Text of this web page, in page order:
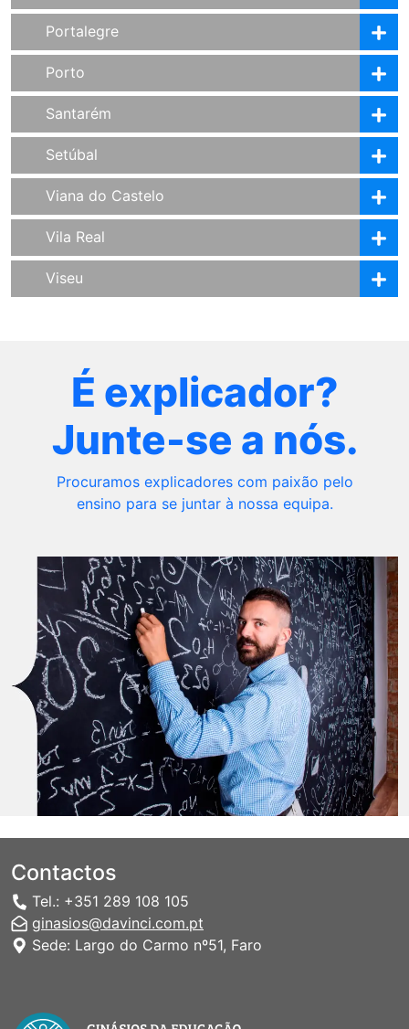
Portalegre
Porto
Santarém
Setúbal
Viana do Castelo
Vila Real
Viseu
É explicador?
Junte-se a nós.
Procuramos explicadores com paixão pelo
ensino para se juntar à nossa equipa.
Contactos
Tel.: +351 289 108 105
ginasios@davinci.com.pt
Sede: Largo do Carmo nº51, Faro